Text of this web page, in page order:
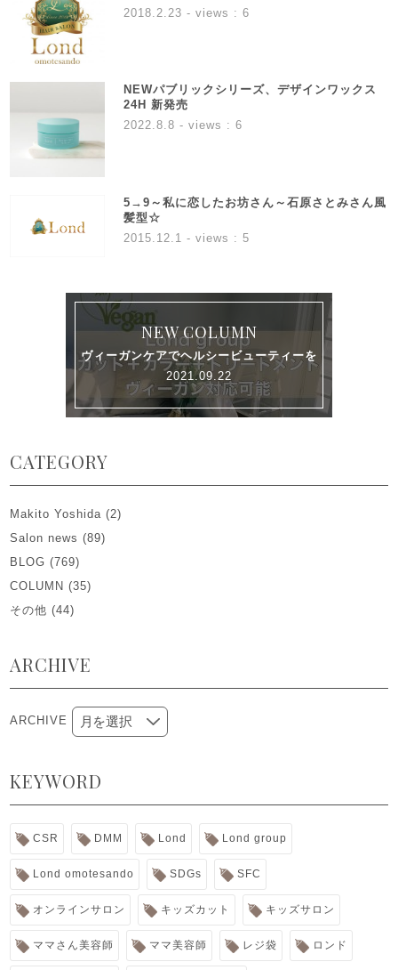
2018.2.23 - views : 6
NEWパブリックシリーズ、デザインワックス
24H 新発売
2022.8.8 - views : 6
5→9～私に恋したお坊さん～石原さとみさん風
髪型☆
2015.12.1 - views : 5
NEW COLUMN
ヴィーガンケアでヘルシービューティーを
2021.09.22
CATEGORY
Makito Yoshida (2)
Salon news (89)
BLOG (769)
COLUMN (35)
その他 (44)
ARCHIVE
ARCHIVE
KEYWORD
CSR DMM Lond Lond group
Lond omotesando SDGs SFC
オンラインサロン キッズカット キッズサロン
ママさん美容師 ママ美容師 レジ袋 ロンド